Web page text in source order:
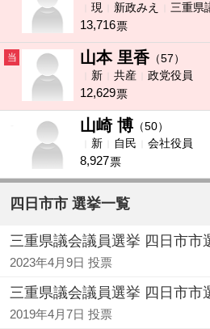
現
新政みえ 三重県
13,716票
当 山本 里香（57）
新
共産 政党役員
12,629票
山崎 博 （50）
新
自民 会社役員
8,927票
四日市市 選挙一覧
三重県議会議員選挙 四日市市
2023年4月9日 投票
三重県議会議員選挙 四日市市
2019年4月7日 投票